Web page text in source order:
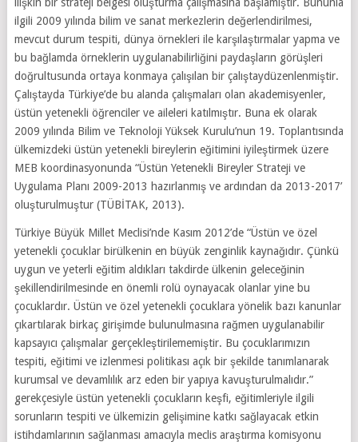
ilgili 2009 yılında bilim ve sanat merkezlerin değerlendirilmesi,
mevcut durum tespiti, dünya örnekleri ile karşılaştırmalar yapma ve
bu bağlamda örneklerin uygulanabilirliğini paydaşların görüşleri
doğrultusunda ortaya konmaya çalışılan bir çalıştaydüzenlenmiştir.
Çalıştayda Türkiye’de bu alanda çalışmaları olan akademisyenler,
üstün yetenekli öğrenciler ve aileleri katılmıştır. Buna ek olarak
2009 yılında Bilim ve Teknoloji Yüksek Kurulu’nun 19. Toplantısında
ülkemizdeki üstün yetenekli bireylerin eğitimini iyileştirmek üzere
MEB koordinasyonunda “Üstün Yetenekli Bireyler Strateji ve
Uygulama Planı 2009-2013 hazırlanmış ve ardından da 2013-2017’
oluşturulmuştur (TÜBİTAK, 2013).
Türkiye Büyük Millet Meclisi’nde Kasım 2012’de “Üstün ve özel
yetenekli çocuklar birülkenin en büyük zenginlik kaynağıdır. Çünkü
uygun ve yeterli eğitim aldıkları takdirde ülkenin geleceğinin
şekillendirilmesinde en önemli rolü oynayacak olanlar yine bu
çocuklardır. Üstün ve özel yetenekli çocuklara yönelik bazı kanunlar
çıkartılarak birkaç girişimde bulunulmasına rağmen uygulanabilir
kapsayıcı çalışmalar gerçekleştirilememiştir. Bu çocuklarımızın
tespiti, eğitimi ve izlenmesi politikası açık bir şekilde tanımlanarak
kurumsal ve devamlılık arz eden bir yapıya kavuşturulmalıdır.”
gerekçesiyle üstün yetenekli çocukların keşfi, eğitimleriyle ilgili
sorunların tespiti ve ülkemizin gelişimine katkı sağlayacak etkin
istihdamlarının sağlanması amacıyla meclis araştırma komisyonu